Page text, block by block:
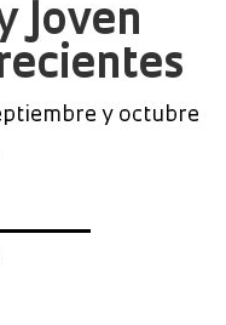
Joven
y octubre